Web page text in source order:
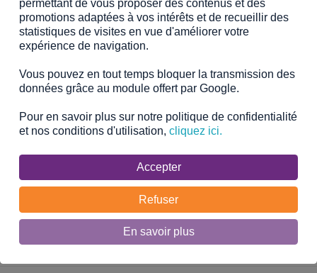
LES ANNÉES À VENIR
encore plus loin dans l’écoresponsabilité et le
développement durable en adaptant nos services et
en mettant en œuvre des projets qui respectent notre
engagement envers l’environnement.
Accueil
permettant de vous proposer des contenus et des
promotions adaptées à vos intérêts et de recueillir des
statistiques de visites en vue d'améliorer votre
expérience de navigation.
Vous pouvez en tout temps bloquer la transmission des
données grâce au module offert par Google.
Pour en savoir plus sur notre politique de confidentialité
et nos conditions d'utilisation, cliquez ici.
Accepter
Refuser
En savoir plus